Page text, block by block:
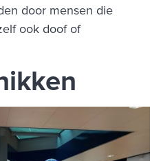
door mensen die
ook doof of